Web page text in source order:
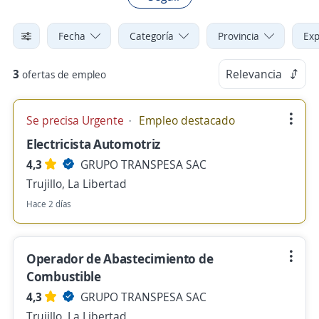
Fecha Categoría Provincia
3 ofertas de empleo Relevancia
Se precisa Urgente Empleo destacado
Electricista Automotriz
4,3
GRUPO TRANSPESA SAC
Trujillo, La Libertad
Hace 2 días
Operador de Abastecimiento de
Combustible
4,3
GRUPO TRANSPESA SAC